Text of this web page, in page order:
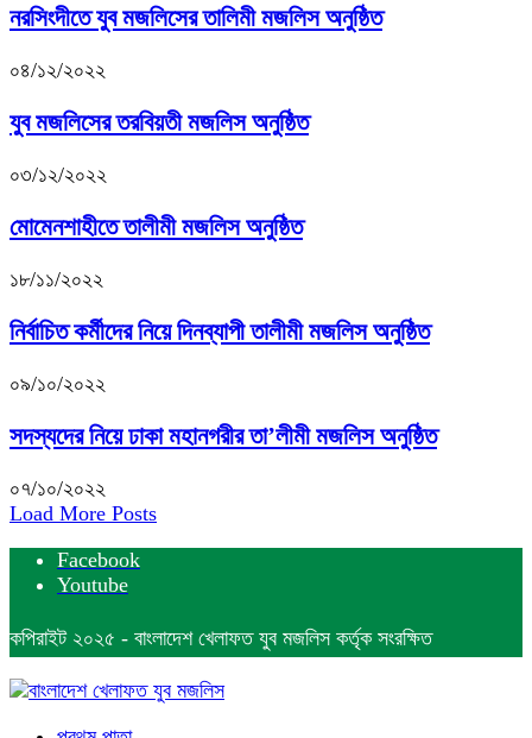
নরসিংদীতে যুব মজলিসের তালিমী মজলিস অনুষ্ঠিত
০৪/১২/২০২২
যুব মজলিসের তরবিয়তী মজলিস অনুষ্ঠিত
০৩/১২/২০২২
মোমেনশাহীতে তালীমী মজলিস অনুষ্ঠিত
১৮/১১/২০২২
নির্বাচিত কর্মীদের নিয়ে দিনব্যাপী তালীমী মজলিস অনুষ্ঠিত
০৯/১০/২০২২
সদস্যদের নিয়ে ঢাকা মহানগরীর তা’লীমী মজলিস অনুষ্ঠিত
০৭/১০/২০২২
Load More Posts
Facebook
Youtube
কপিরাইট ২০২৫ - বাংলাদেশ খেলাফত যুব মজলিস কর্তৃক সংরক্ষিত